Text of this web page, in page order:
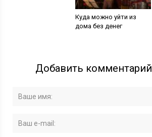
Куда можно уйти из
дома без денег
Добавить комментарий